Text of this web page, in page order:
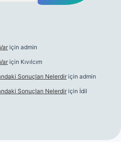
için admin
için Kıvılcım
Sonuçları Nelerdir için admin
Sonuçları Nelerdir için İdil